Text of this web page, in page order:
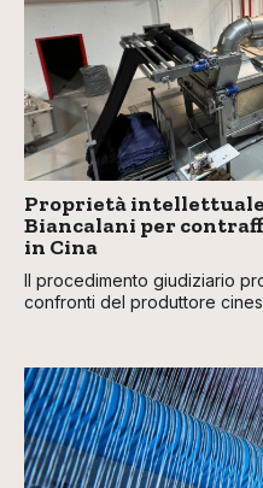
Proprietà
Biancalani per
in Cina
Il procedimento giudiziario
confronti del produttore